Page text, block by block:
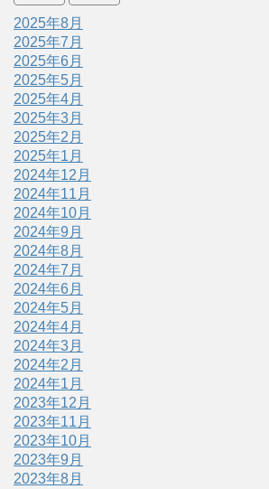
2025年8月
2025年7月
2025年6月
2025年5月
2025年4月
2025年3月
2025年2月
2025年1月
2024年12月
2024年11月
2024年10月
2024年9月
2024年8月
2024年7月
2024年6月
2024年5月
2024年4月
2024年3月
2024年2月
2024年1月
2023年12月
2023年11月
2023年10月
2023年9月
2023年8月